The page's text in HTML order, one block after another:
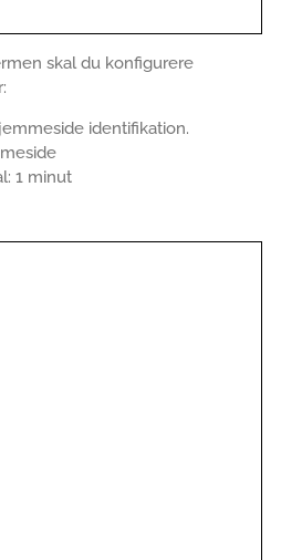
skal du konfigurere
identifikation.
1 minut